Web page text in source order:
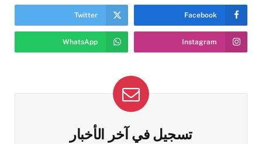
Facebook
Twitter
Instagram
WhatsApp
تسجيل في آخر الأخبار